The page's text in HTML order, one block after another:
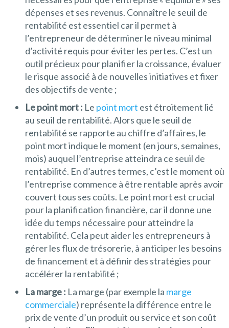
dépenses et ses revenus. Connaître le seuil de
rentabilité est essentiel car il permet à
l’entrepreneur de déterminer le niveau minimal
d’activité requis pour éviter les pertes. C’est un
outil précieux pour planifier la croissance, évaluer
le risque associé à de nouvelles initiatives et fixer
des objectifs de vente ;
Le point mort : Le point mort est étroitement lié
au seuil de rentabilité. Alors que le seuil de
rentabilité se rapporte au chiffre d’affaires, le
point mort indique le moment (en jours, semaines,
mois) auquel l’entreprise atteindra ce seuil de
rentabilité. En d’autres termes, c’est le moment où
l’entreprise commence à être rentable après avoir
couvert tous ses coûts. Le point mort est crucial
pour la planification financière, car il donne une
idée du temps nécessaire pour atteindre la
rentabilité. Cela peut aider les entrepreneurs à
gérer les flux de trésorerie, à anticiper les besoins
de financement et à définir des stratégies pour
accélérer la rentabilité ;
La marge : La marge (par exemple la marge
commerciale) représente la différence entre le
prix de vente d’un produit ou service et son coût